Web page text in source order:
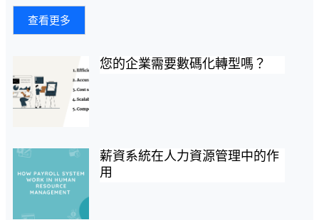
查看更多
您的企業需要數碼化轉型嗎？
薪資系統在人力資源管理中的作
用